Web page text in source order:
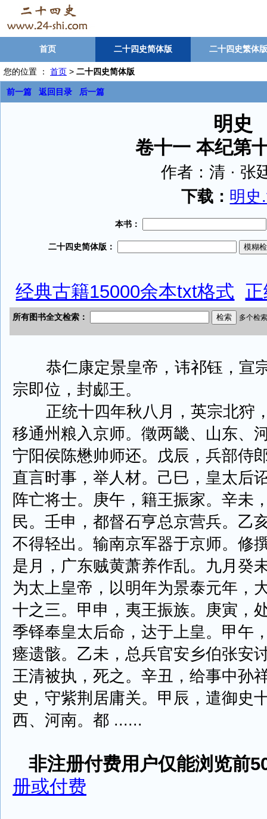
首页 二十四史简体版 二十四史繁体版
您的位置 ： 首页 > 二十四史简体版
前一篇 返回目录 后一篇
明史
卷十一 本纪第
作者：清 · 张
下载： 明史
本书：
经典古籍15000余本txt格式
恭仁康定景皇帝，讳祁钰，宣
宗即位，封郕王。
正统十四年秋八月，英宗北狩
移通州粮入京师。徵两畿、山东、
宁阳侯陈懋帅师还。戊辰，兵部侍
直言时事，举人材。己巳，皇太后
阵亡将士。庚午，籍王振家。辛未
民。壬申，都督石亨总京营兵。乙
不得轻出。输南京军器于京师。修
是月，广东贼黄萧养作乱。九月癸
为太上皇帝，以明年为景泰元年，
十之三。甲申，夷王振族。庚寅，
季铎奉皇太后命，达于上皇。甲午
瘗遗骸。乙未，总兵官安乡伯张安
王清被执，死之。辛丑，给事中孙
史，守紫荆居庸关。甲辰，遣御史
西、河南。都 ......
非注册付费用户仅能浏览前
册或付费